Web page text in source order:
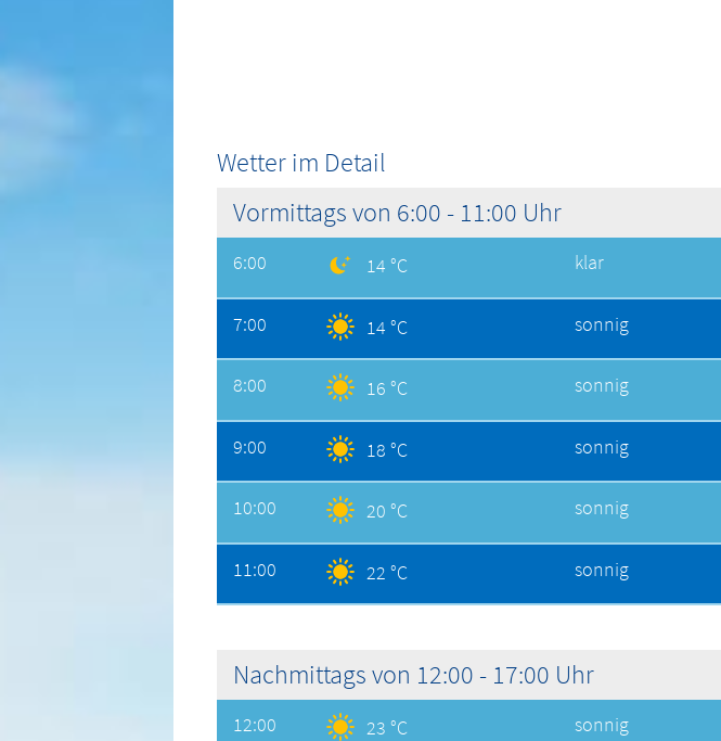
Wetter im Detail
Vormittags von 6:00 - 11:00 Uhr
6:00 14 °C klar
7:00 14 °C sonnig
8:00 16 °C sonnig
9:00 18 °C sonnig
10:00 20 °C sonnig
11:00 22 °C sonnig
Nachmittags von 12:00 - 17:00 Uhr
12:00 23 °C sonnig